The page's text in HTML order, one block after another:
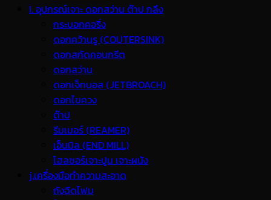
I. อุปกรณ์เจาะ ดอกสว่าน ต๊าป กลึง
กระบอกคอริ่ง
ดอกคว้านรู (COUTERSINK)
ดอกสกัดคอนกรีต
ดอกสว่าน
ดอกเจ็ทบอส (JETBROACH)
ดอกไขควง
ต๊าป
รีมเมอร์ (REAMER)
เอ็นมิล (END MILL)
โฮลซอร์เจาะปูน เจาะผนัง
j.เครื่องมือทำความสะอาด
ถังฉีดโฟม